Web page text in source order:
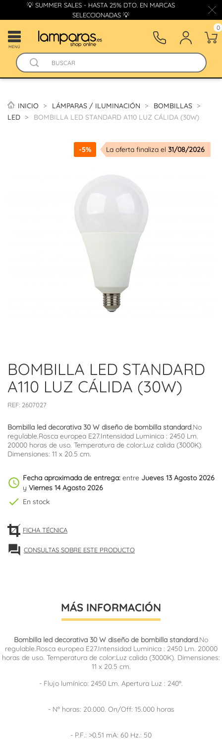
💡 SUMMER SALES - HASTA 25% DTO. EN MARCAS
SELECCIONADAS 💡
MENÚ
0
INICIO LÁMPARAS / ILUMINACIÓN
BOMBILLAS
LED
BOMBILLA LED STANDARD A110 LUZ CÁLIDA (30W)
-5% La oferta finaliza el 31/08/2026
BOMBILLA LED STANDARD
A110 LUZ CÁLIDA (30W)
REF: 2607027
Bombilla led decorativa 30 W diseño de bombilla standard.No
regulable.Rosca europea E27.Intensidad Luminica : 2450 Lm.
20000 horas de uso. Temperatura de color:Luz calida (3000K).
Dimensiones: 11 x 20.5 cm.
schedule Fecha aproximada de entrega: entre Jueves 13 Agosto 2026
y Viernes 14 Agosto 2026
check En stock
FICHA TÉCNICA
forum CONSULTAS SOBRE ESTE PRODUCTO
MÁS INFORMACIÓN
Bombilla led decorativa 30 W diseño de bombilla standard.No
regulable.Rosca europea E27.Intensidad Luminica : 2450 Lm. 20000
horas de uso. Temperatura de color:Luz calida (3000K). Dimensiones:
11 x 20.5 cm.
- Flujo lumínico: 2450 Lm. Apertura Luz : 240º.
- Nº horas: 20.000. On/Off: 15.000 horas
- P.F.: >0.51 mA: 60 Hz.: 50